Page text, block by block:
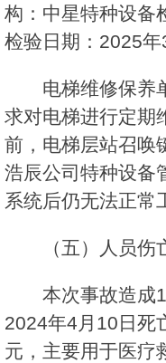
构：中星特种设备
检验日期：2025年
电梯维修保养
求对电梯进行定期
前，电梯层站召唤
浩辰公司特种设备
系统后仍无法正常
（五）人员
本次事故造成
2024年4月10日死
元，主要用于医疗